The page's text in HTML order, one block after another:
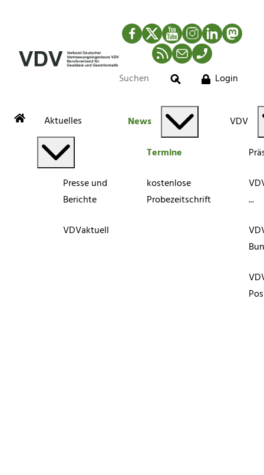
Facebook
TwitterYouTubeInstagram
LinkedIn
RSS-Newsfeed
MailTelefon
Suche
Login
Aktuelles
Presse und
Berichte
VDVaktuell
News
Termine
kostenlose
Probezeitschrift
VDV
...